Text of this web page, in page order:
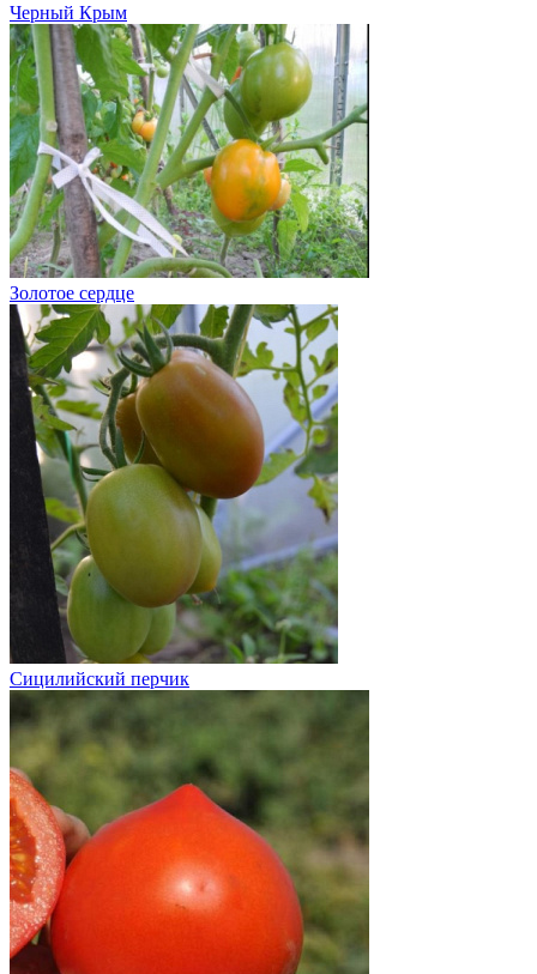
Черный Крым
Золотое сердце
Сицилийский перчик